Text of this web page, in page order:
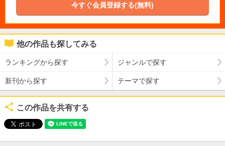
今すぐ会員登録する(無料)
他の作品も探してみる
ランキングから探す ジャンルで探す
新刊から探す テーマで探す
この作品を共有する